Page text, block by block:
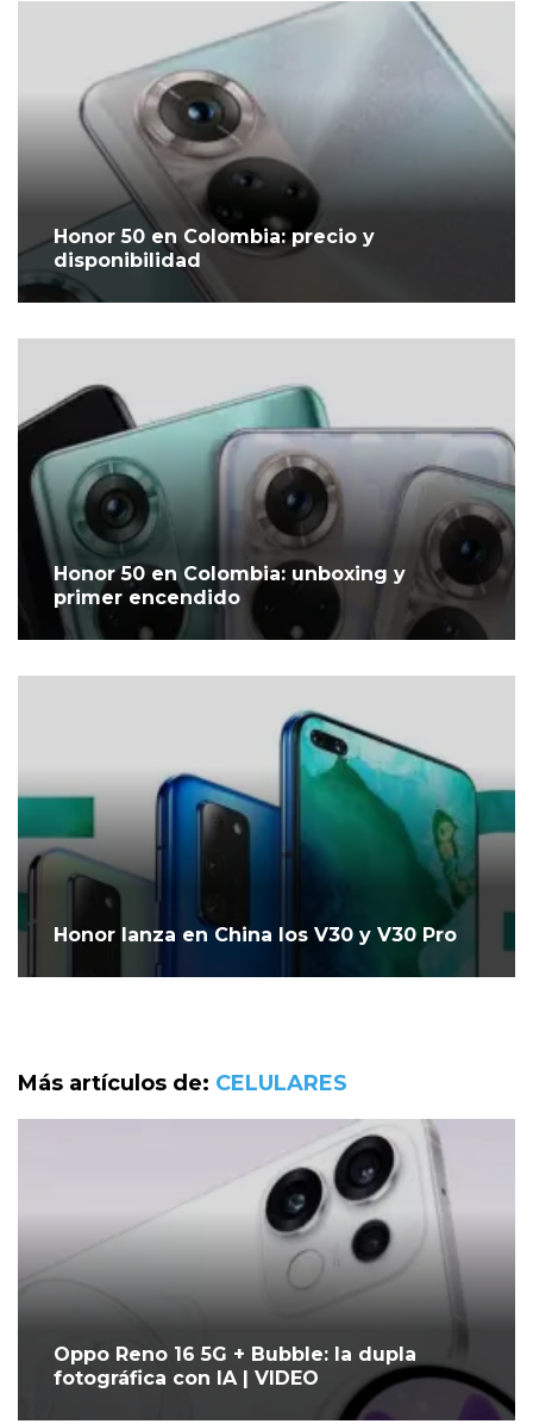
Honor 50 en Colombia: precio y
disponibilidad
Honor 50 en Colombia: unboxing y
primer encendido
Honor lanza en China los V30 y V30 Pro
Más artículos de: CELULARES
Oppo Reno 16 5G + Bubble: la dupla
fotográfica con IA | VIDEO